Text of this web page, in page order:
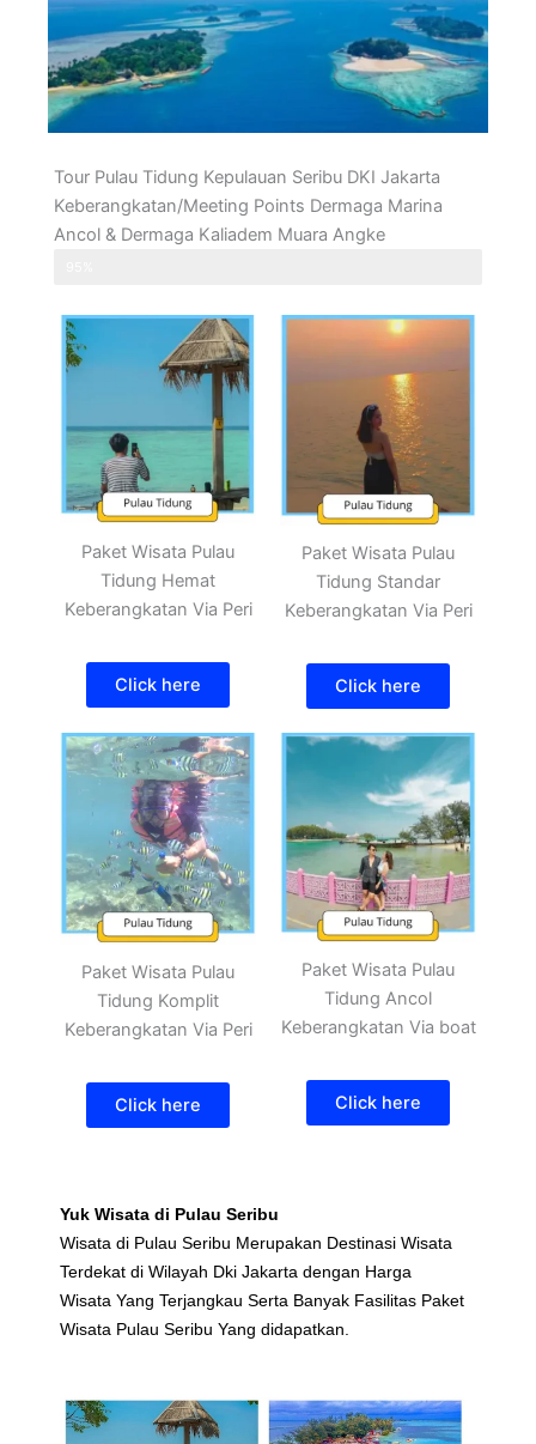
Tour Pulau Tidung Kepulauan Seribu DKI Jakarta
Keberangkatan/Meeting Points Dermaga Marina
Ancol & Dermaga Kaliadem Muara Angke
Paket Wisata Pulau
Tidung Hemat
Keberangkatan Via Peri
Click here
Paket Wisata Pulau
Tidung Standar
Keberangkatan Via Peri
Click here
Paket Wisata Pulau
Tidung Komplit
Keberangkatan Via Peri
Click here
Paket Wisata Pulau
Tidung Ancol
Keberangkatan Via boat
Click here
Yuk Wisata di Pulau Seribu
Wisata di Pulau Seribu Merupakan Destinasi Wisata
Terdekat di Wilayah Dki Jakarta dengan Harga
Wisata Yang Terjangkau Serta Banyak Fasilitas Paket
Wisata Pulau Seribu Yang didapatkan.